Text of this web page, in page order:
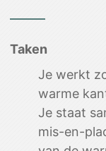
Taken
Je werkt
warme
Je staat
mis-en-